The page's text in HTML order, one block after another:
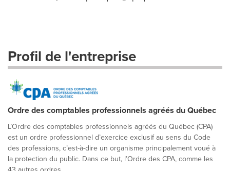
Profil de l'entreprise
Ordre des comptables professionnels agréés du Québec
L’Ordre des comptables professionnels agréés du Québec (CPA)
est un ordre professionnel d’exercice exclusif au sens du Code
des professions, c’est-à-dire un organisme principalement voué à
la protection du public. Dans ce but, l’Ordre des CPA, comme les